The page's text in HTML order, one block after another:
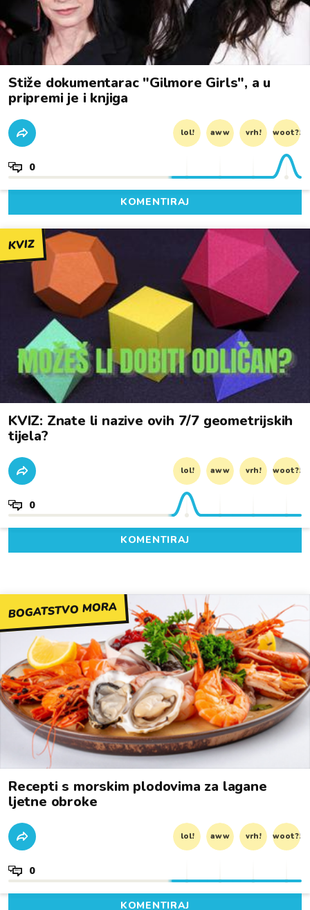
Stiže dokumentarac "Gilmore Girls", a u
pripremi je i knjiga
lol! aww vrh! woot?!
0
KOMENTIRAJ
KVIZ
KVIZ: Znate li nazive ovih 7/7 geometrijskih
tijela?
lol! aww vrh! woot?!
0
KOMENTIRAJ
BOGATSTVO MORA
Recepti s morskim plodovima za lagane
ljetne obroke
lol! aww vrh! woot?!
0
KOMENTIRAJ